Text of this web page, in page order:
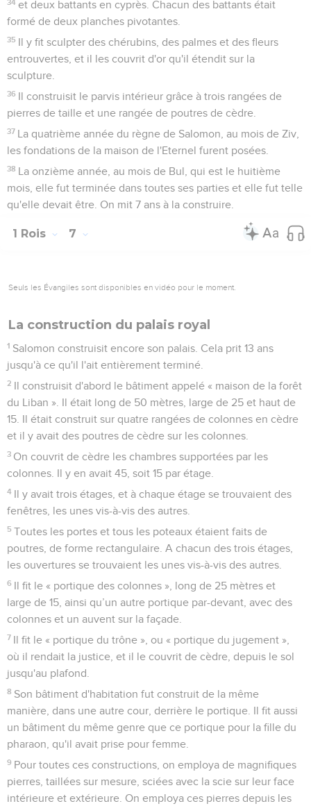
34 et deux battants en cyprès. Chacun des battants était
formé de deux planches pivotantes.
35 Il y fit sculpter des chérubins, des palmes et des fleurs
entrouvertes, et il les couvrit d'or qu'il étendit sur la
sculpture.
36 Il construisit le parvis intérieur grâce à trois rangées de
pierres de taille et une rangée de poutres de cèdre.
37 La quatrième année du règne de Salomon, au mois de Ziv,
les fondations de la maison de l'Eternel furent posées.
38 La onzième année, au mois de Bul, qui est le huitième
mois, elle fut terminée dans toutes ses parties et elle fut telle
qu'elle devait être. On mit 7 ans à la construire.
1 Rois 7
Seuls les Évangiles sont disponibles en vidéo pour le moment.
La construction du palais royal
1 Salomon construisit encore son palais. Cela prit 13 ans
jusqu'à ce qu'il l'ait entièrement terminé.
2 Il construisit d'abord le bâtiment appelé « maison de la forêt
du Liban ». Il était long de 50 mètres, large de 25 et haut de
15. Il était construit sur quatre rangées de colonnes en cèdre
et il y avait des poutres de cèdre sur les colonnes.
3 On couvrit de cèdre les chambres supportées par les
colonnes. Il y en avait 45, soit 15 par étage.
4 Il y avait trois étages, et à chaque étage se trouvaient des
fenêtres, les unes vis-à-vis des autres.
5 Toutes les portes et tous les poteaux étaient faits de
poutres, de forme rectangulaire. A chacun des trois étages,
les ouvertures se trouvaient les unes vis-à-vis des autres.
6 Il fit le « portique des colonnes », long de 25 mètres et
large de 15, ainsi qu’un autre portique par-devant, avec des
colonnes et un auvent sur la façade.
7 Il fit le « portique du trône », ou « portique du jugement »,
où il rendait la justice, et il le couvrit de cèdre, depuis le sol
jusqu'au plafond.
8 Son bâtiment d'habitation fut construit de la même
manière, dans une autre cour, derrière le portique. Il fit aussi
un bâtiment du même genre que ce portique pour la fille du
pharaon, qu'il avait prise pour femme.
9 Pour toutes ces constructions, on employa de magnifiques
pierres, taillées sur mesure, sciées avec la scie sur leur face
intérieure et extérieure. On employa ces pierres depuis les